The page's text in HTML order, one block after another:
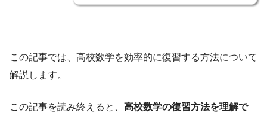
この記事では、高校数学を効率的に復習する方法について
解説します。
この記事を読み終えると、 高校数学の復習方法を理解で